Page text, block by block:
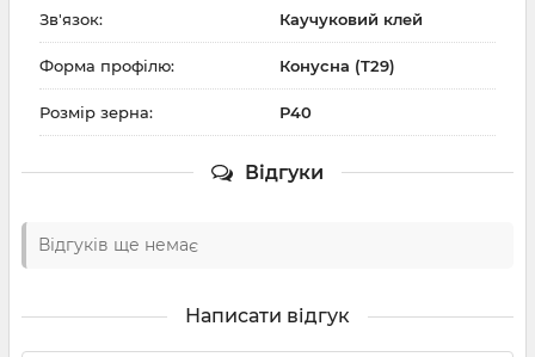
Зв'язок: Каучуковий клей
Форма профілю: Конусна (T29)
Розмір зерна: Р40
Відгуки
Відгуків ще немає
Написати відгук